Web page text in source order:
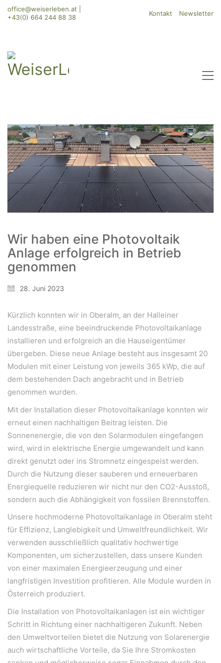
office@weiserleben.at
+43(0) 664 244 88 38
Kontakt Newsletter
Wir haben eine Photovoltaik
Anlage erfolgreich in Betrieb
genommen
28. Juni 2023
Kürzlich konnten wir in Oberalm, an der Halleiner
Landesstraße, eine beeindruckende Photovoltaikanlage
installieren und erfolgreich an die Hauseigentümer
übergeben. Diese neue Anlage besteht aus insgesamt 20
Modulen mit einer Leistung von jeweils 365 kWp, die auf
dem bestehenden Dach angebracht und in Betrieb
genommen wurden.
Mit der Installation dieser Photovoltaikanlage konnten wir
erneut einen nachhaltigen Beitrag leisten. Die
Sonnenenergie, die von den Solarmodulen eingefangen
wird, wird in elektrische Energie umgewandelt und kann
direkt genutzt oder ins Stromnetz eingespeist werden.
Durch die Nutzung dieser sauberen und erneuerbaren
Energiequelle reduzieren wir nicht nur den CO2-Ausstoß,
sondern auch die Abhängigkeit von fossilen Brennstoffen.
Unsere hochmoderne Photovoltaikanlage in Oberalm steht
für Effizienz, Langlebigkeit und Umweltfreundlichkeit. Wir
verwenden ausschließlich qualitativ hochwertige
Komponenten, um sicherzustellen, dass unsere Kunden
von einer maximalen Energieerzeugung und einer
langfristigen Investition profitieren. Alle Module wurden in
Österreich produziert.
Die Installation von Photovoltaikanlagen ist ein wichtiger
Schritt in Richtung einer nachhaltigeren Zukunft. Neben
den Umweltvorteilen bietet die Nutzung von Solarenergie
auch wirtschaftliche Vorteile, da Sie Ihre Stromkosten
WeiserLeben GmbH
Bergheimerstraße 45
office@weiserleben.at
+43(0) 664 244 88 38